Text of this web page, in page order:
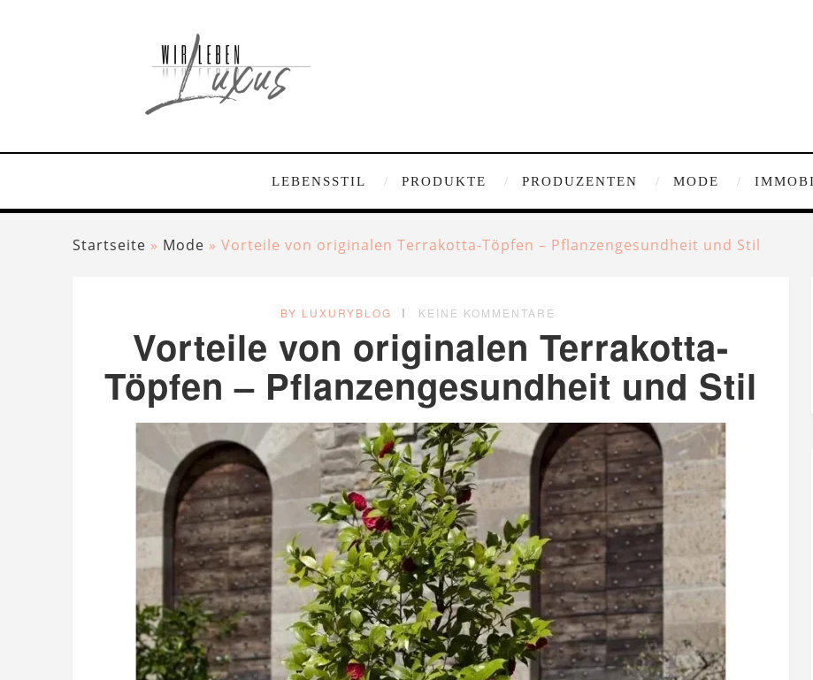
LEBENSSTIL PRODUKTE PRODUZENTEN MODE
Startseite » Mode » Vorteile von originalen Terrakotta-Töpfen – Pflanzengesundheit und Stil
BY LUXURYBLOG KEINE KOMMENTARE
Vorteile von originalen Terrakotta-
Töpfen – Pflanzengesundheit und Stil